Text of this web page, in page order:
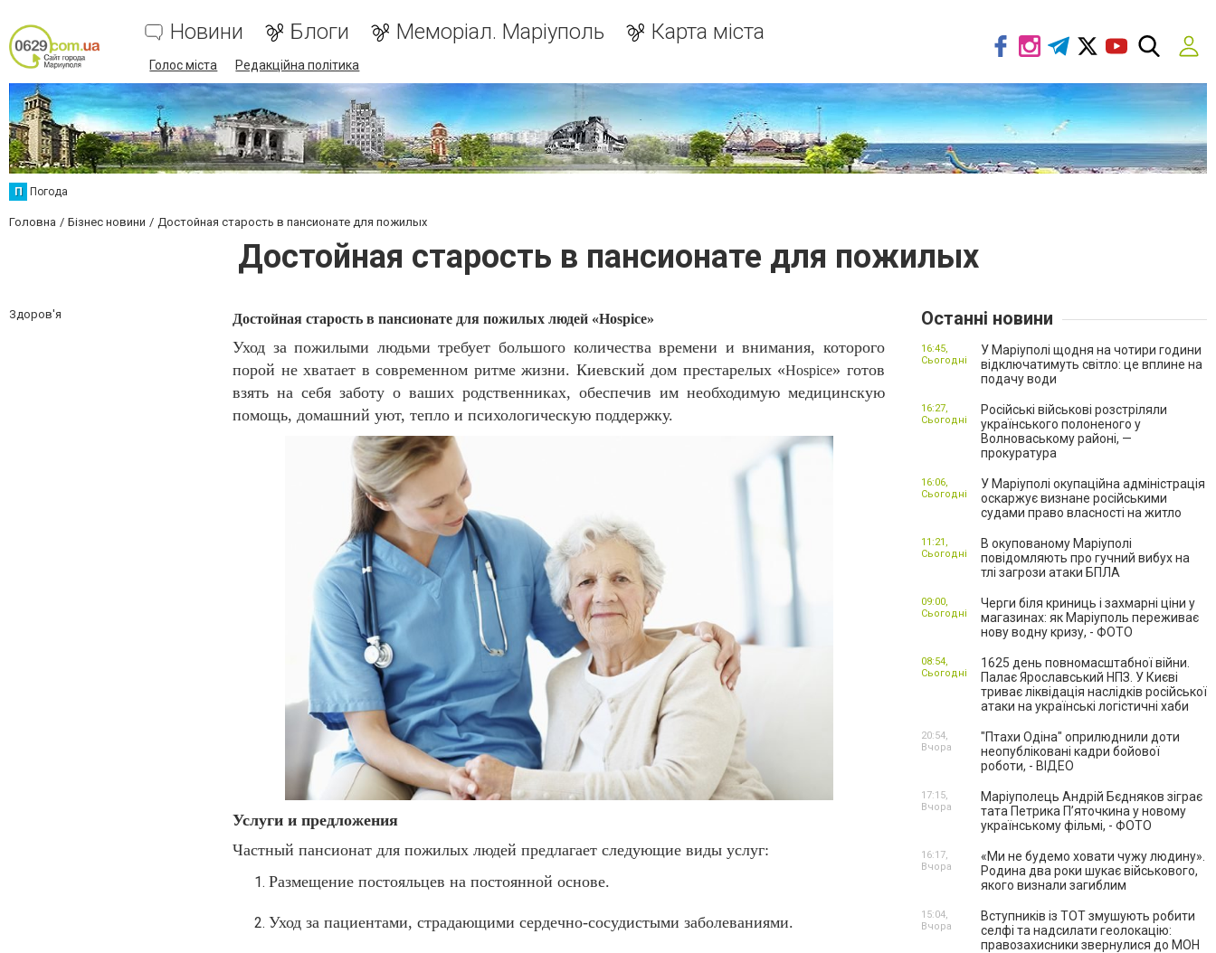
Новини Блоги Меморіал. Маріуполь Карта міста
Голос міста Редакційна політика
П Погода
Головна Бізнес новини Достойная старость в пансионате для пожилых
Достойная старость в пансионате для пожилых
Здоров'я Достойная старость в пансионате для пожилых людей «Hospice»
Уход за пожилыми людьми требует большого количества времени и внимания, которого
порой не хватает в современном ритме жизни. Киевский дом престарелых «Hospice» готов
взять на себя заботу о ваших родственниках, обеспечив им необходимую медицинскую
помощь, домашний уют, тепло и психологическую поддержку.
Услуги и предложения
Частный пансионат для пожилых людей предлагает следующие виды услуг:
Размещение постояльцев на постоянной основе.
Уход за пациентами, страдающими сердечно-сосудистыми заболеваниями.
Останні новини
У Маріуполі щодня на чотири години
відключатимуть світло: це вплине на
подачу води
16:45,
Сьогодні
Російські військові розстріляли
українського полоненого у
Волноваському районі, —
прокуратура
16:27,
Сьогодні
У Маріуполі окупаційна адміністрація
оскаржує визнане російськими
судами право власності на житло
16:06,
Сьогодні
В окупованому Маріуполі
повідомляють про гучний вибух на
тлі загрози атаки БПЛА
11:21,
Сьогодні
Черги біля криниць і захмарні ціни у
магазинах: як Маріуполь переживає
нову водну кризу, - ФОТО
09:00,
Сьогодні
1625 день повномасштабної війни.
Палає Ярославський НПЗ. У Києві
триває ліквідація наслідків російської
атаки на українські логістичні хаби
08:54,
Сьогодні
"Птахи Одіна" оприлюднили доти
неопубліковані кадри бойової
роботи, - ВІДЕО
20:54,
Вчора
Маріуполець Андрій Бєдняков зіграє
тата Петрика П’яточкина у новому
українському фільмі, - ФОТО
17:15,
Вчора
«Ми не будемо ховати чужу людину».
Родина два роки шукає військового,
якого визнали загиблим
16:17,
Вчора
Вступників із ТОТ змушують робити
селфі та надсилати геолокацію:
правозахисники звернулися до МОН
15:04,
Вчора